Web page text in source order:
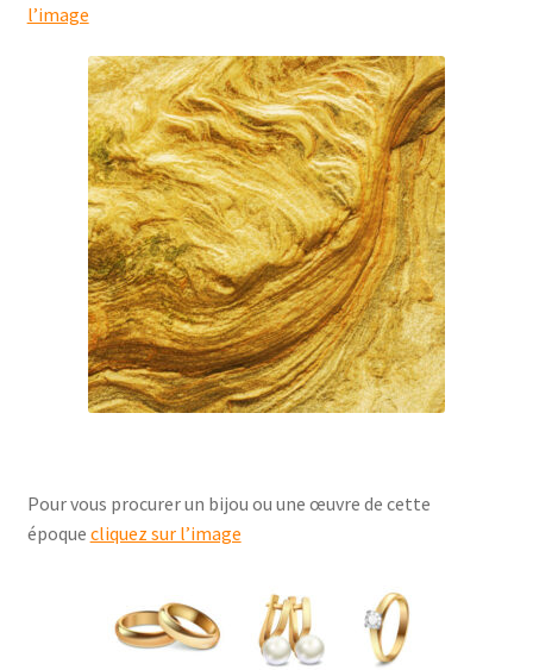
l’image
Pour vous procurer un bijou ou une œuvre de cette
époque cliquez sur l’image